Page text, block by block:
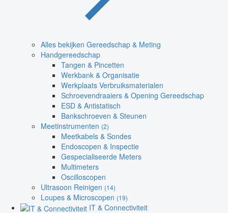
Alles bekijken Gereedschap & Meting
Handgereedschap
Tangen & Pincetten
Werkbank & Organisatie
Werkplaats Verbruiksmaterialen
Schroevendraaiers & Opening Gereedschap
ESD & Antistatisch
Bankschroeven & Steunen
Meetinstrumenten (2)
Meetkabels & Sondes
Endoscopen & Inspectie
Gespecialiseerde Meters
Multimeters
Oscilloscopen
Ultrasoon Reinigen (14)
Loupes & Microscopen (19)
IT & Connectiviteit